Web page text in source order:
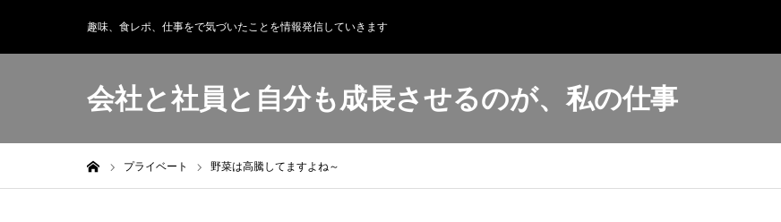
趣味、食レポ、仕事をで気づいたことを情報発信していきます
会社と社員と自分も成長させるのが、私の仕事
プライベート 野菜は高騰してますよね～